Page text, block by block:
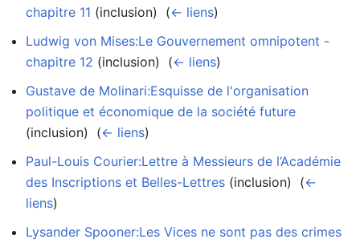
chapitre 11 (inclusion) ‎ (← liens)
Ludwig von Mises:Le Gouvernement omnipotent -
chapitre 12 (inclusion) ‎ (← liens)
Gustave de Molinari:Esquisse de l'organisation
politique et économique de la société future
(inclusion) ‎ (← liens)
Paul-Louis Courier:Lettre à Messieurs de l’Académie
des Inscriptions et Belles-Lettres (inclusion) ‎ (←
liens)
Lysander Spooner:Les Vices ne sont pas des crimes